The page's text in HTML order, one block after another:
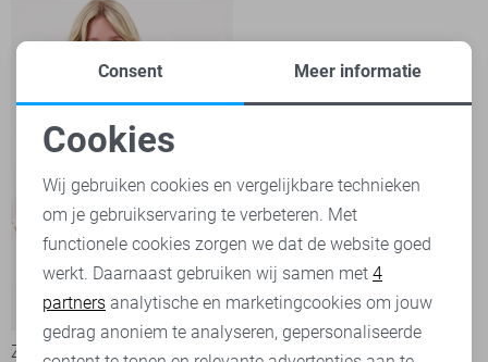
-50%
Zusss Blouse
Noodzakelijke cookies
Personalisatie cookies
Analytische cookies
Marketing cookies
Consent Meer informatie
Cookies
Wij gebruiken cookies en vergelijkbare technieken
om je gebruikservaring te verbeteren. Met
functionele cookies zorgen we dat de website goed
werkt. Daarnaast gebruiken wij samen met 4
partners analytische en marketingcookies om jouw
gedrag anoniem te analyseren, gepersonaliseerde